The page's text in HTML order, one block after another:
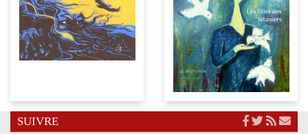
SUIVRE